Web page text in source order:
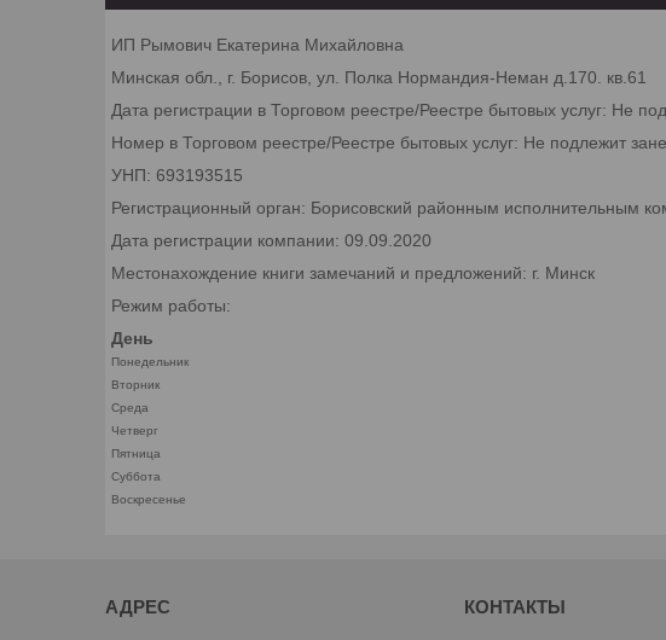
ИП Рымович Екатерина Михайловна
Минская обл., г. Борисов, ул. Полка Нормандия-Неман д.170. кв.61
Дата регистрации в Торговом реестре/Реестре бытовых услуг: Не
Номер в Торговом реестре/Реестре бытовых услуг: Не подлежит
УНП: 693193515
Регистрационный орган: Борисовский районным исполнительным
Дата регистрации компании: 09.09.2020
Местонахождение книги замечаний и предложений: г. Минск
Режим работы:
День
Понедельник
Вторник
Среда
Четверг
Пятница
Суббота
Воскресенье